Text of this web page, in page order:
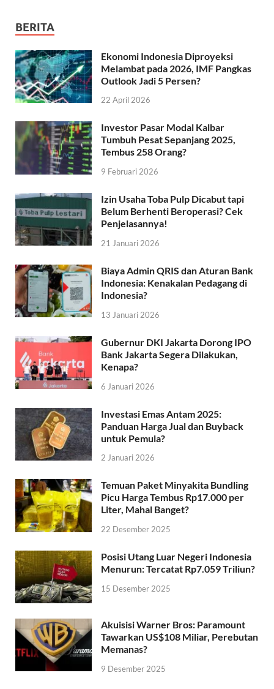
BERITA
Ekonomi Indonesia Diproyeksi
Melambat pada 2026, IMF Pangkas
Outlook Jadi 5 Persen?
22 April 2026
Investor Pasar Modal Kalbar
Tumbuh Pesat Sepanjang 2025,
Tembus 258 Orang?
9 Februari 2026
Izin Usaha Toba Pulp Dicabut tapi
Belum Berhenti Beroperasi? Cek
Penjelasannya!
21 Januari 2026
Biaya Admin QRIS dan Aturan Bank
Indonesia: Kenakalan Pedagang di
Indonesia?
13 Januari 2026
Gubernur DKI Jakarta Dorong IPO
Bank Jakarta Segera Dilakukan,
Kenapa?
6 Januari 2026
Investasi Emas Antam 2025:
Panduan Harga Jual dan Buyback
untuk Pemula?
2 Januari 2026
Temuan Paket Minyakita Bundling
Picu Harga Tembus Rp17.000 per
Liter, Mahal Banget?
22 Desember 2025
Posisi Utang Luar Negeri Indonesia
Menurun: Tercatat Rp7.059 Triliun?
15 Desember 2025
Akuisisi Warner Bros: Paramount
Tawarkan US$108 Miliar, Perebutan
Memanas?
9 Desember 2025